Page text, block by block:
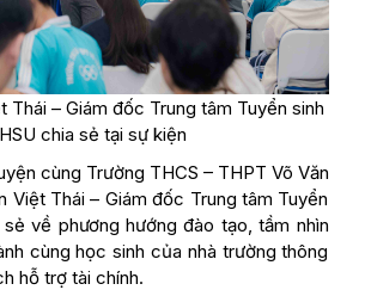
Thái – Giám đốc Trung tâm Tuyển sinh
HSU chia sẻ tại sự kiện
cùng Trường THCS – THPT Võ Văn
Việt Thái – Giám đốc Trung tâm Tuyển
về phương hướng đào tạo, tầm nhìn
cùng học sinh của nhà trường thông
hỗ trợ tài chính.